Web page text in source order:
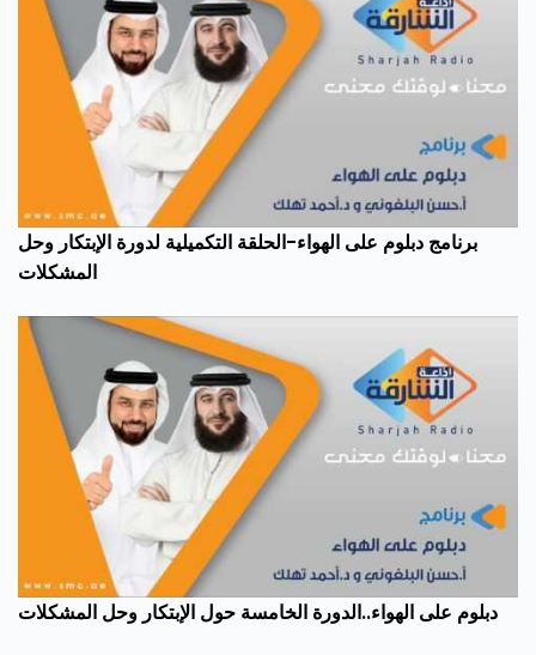
برنامج دبلوم على الهواء-الحلقة التكميلية لدورة الإبتكار وحل
المشكلات
دبلوم على الهواء..الدورة الخامسة حول الإبتكار وحل المشكلات